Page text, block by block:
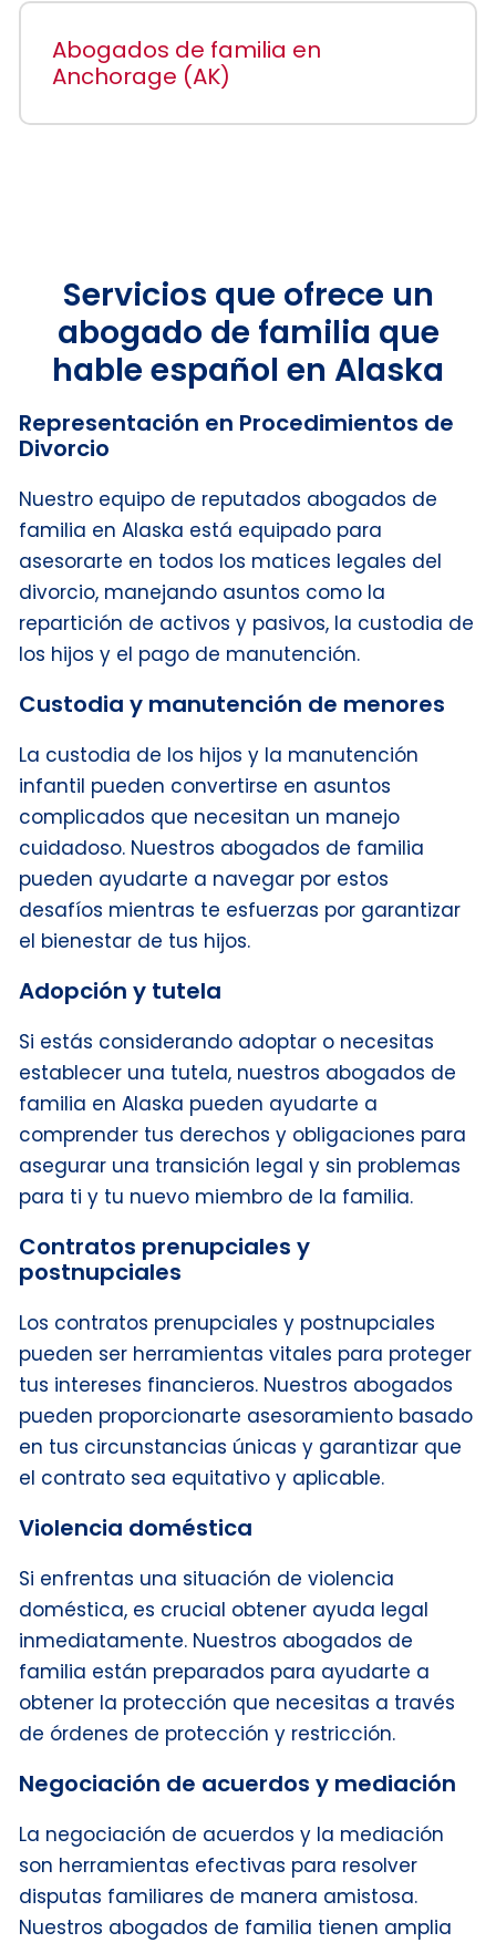
Abogados de familia en
Anchorage (AK)
Servicios que ofrece un
abogado de familia que
hable español en Alaska
Representación en Procedimientos de
Divorcio
Nuestro equipo de reputados abogados de
familia en Alaska está equipado para
asesorarte en todos los matices legales del
divorcio, manejando asuntos como la
repartición de activos y pasivos, la custodia de
los hijos y el pago de manutención.
Custodia y manutención de menores
La custodia de los hijos y la manutención
infantil pueden convertirse en asuntos
complicados que necesitan un manejo
cuidadoso. Nuestros abogados de familia
pueden ayudarte a navegar por estos
desafíos mientras te esfuerzas por garantizar
el bienestar de tus hijos.
Adopción y tutela
Si estás considerando adoptar o necesitas
establecer una tutela, nuestros abogados de
familia en Alaska pueden ayudarte a
comprender tus derechos y obligaciones para
asegurar una transición legal y sin problemas
para ti y tu nuevo miembro de la familia.
Contratos prenupciales y
postnupciales
Los contratos prenupciales y postnupciales
pueden ser herramientas vitales para proteger
tus intereses financieros. Nuestros abogados
pueden proporcionarte asesoramiento basado
en tus circunstancias únicas y garantizar que
el contrato sea equitativo y aplicable.
Violencia doméstica
Si enfrentas una situación de violencia
doméstica, es crucial obtener ayuda legal
inmediatamente. Nuestros abogados de
familia están preparados para ayudarte a
obtener la protección que necesitas a través
de órdenes de protección y restricción.
Negociación de acuerdos y mediación
La negociación de acuerdos y la mediación
son herramientas efectivas para resolver
disputas familiares de manera amistosa.
Nuestros abogados de familia tienen amplia